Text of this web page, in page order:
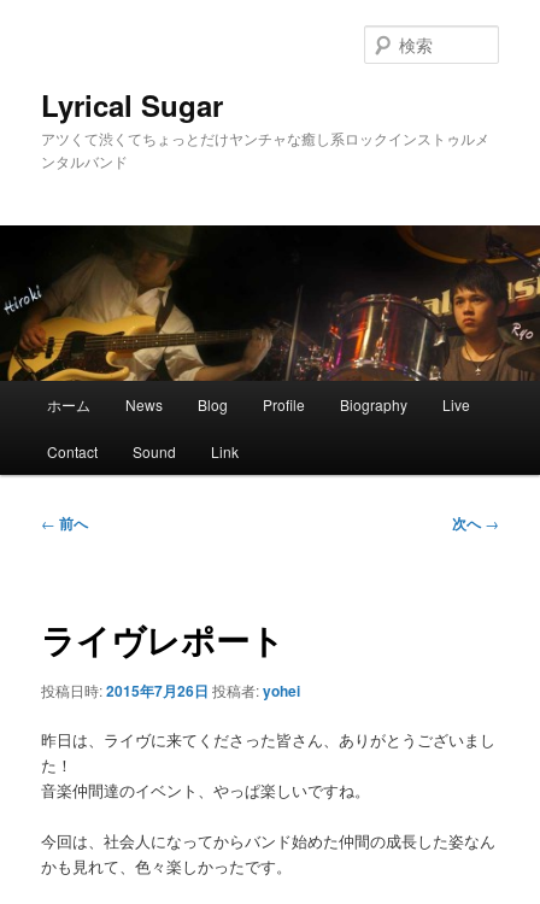
Lyrical Sugar
アツくて渋くてちょっとだけヤンチャな癒し系ロックインストゥルメ
ンタルバンド
索
メ
ホーム News Blog Profile Biography Live
Contact Sound Link
投
ー
ョ
← 前へ 次へ→
ライヴレポート
投稿日時:2015年7月26日 投稿者:yohei
昨日は、ライヴに来てくださった皆さん、ありがとうございまし
た！
音楽仲間達のイベント、やっぱ楽しいですね。
今回は、社会人になってからバンド始めた仲間の成長した姿なん
かも見れて、色々楽しかったです。